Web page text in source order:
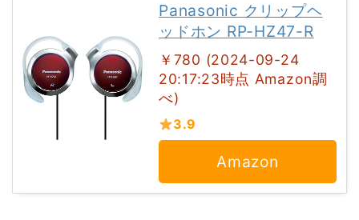
Panasonic クリップヘ
ッドホン RP-HZ47-R
￥780 (2024-09-24
20:17:23時点 Amazon調
べ)
3.9
Amazon